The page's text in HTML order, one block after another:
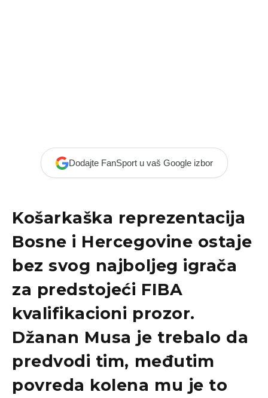
Dodajte FanSport u vaš Google izbor
Košarkaška reprezentacija
Bosne i Hercegovine ostaje
bez svog najboljeg igrača
za predstojeći FIBA
kvalifikacioni prozor.
Džanan Musa je trebalo da
predvodi tim, međutim
povreda kolena mu je to